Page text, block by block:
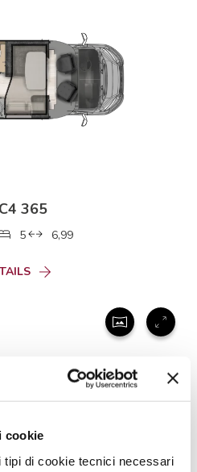
cookie
di cookie tecnici necessari
365
5 6,99